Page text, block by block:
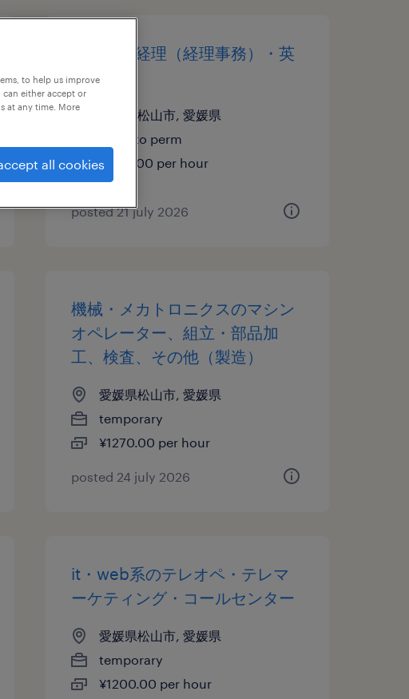
商社系の経理（経理事務）・英
文経理
愛媛県松山市, 愛媛県
temp to perm
¥1210.00 per hour
posted 21 july 2026
機械・メカトロニクスのマシン
オペレーター、組立・部品加
工、検査、その他（製造）
愛媛県松山市, 愛媛県
temporary
¥1270.00 per hour
posted 24 july 2026
it・web系のテレオペ・テレマ
ーケティング・コールセンター
愛媛県松山市, 愛媛県
temporary
¥1200.00 per hour
to help us improve
can either accept or
at any time. More
all cookies